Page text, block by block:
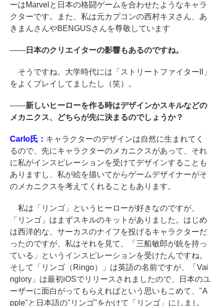
ーはMarvelと日本の格闘ゲームを合わせたようなキャラ
クターです。また、私は元カプコンの西村キヌさん、あ
きまんさんやBENGUSさんを尊敬しています
――日本のクリエイターの影響もあるのですね。
そうですね。大学時代には「ストリートファイターII」
をよくプレイしてましたし（笑）。
――新しいヒーローを作る時はデザインかスキルなどの
メカニクス、どちらが先に決まるのでしょうか？
Carlo氏： キャラクターのデザインは自然に生まれてく
るので、先にキャラクターのメカニクスがあって、それ
に私がインスピレーションを受けてデザインすることも
ありますし、私が絵を描いてからゲームデザイナーがそ
のメカニクスを考えてくれることもあります。
私は「リンゴ」というヒーローが好きなのですが、
「リンゴ」はまずスキルのキットがありました。はじめ
は西洋的な、サーカスのナイフを投げるキャラクターだ
ったのですが、私はそれを見て、「三船敏郎が銃を持っ
ている」というインスピレーションを受けたんですね。
そして「リンゴ（Ringo）」は英語の名前ですが、「Vai
nglory」は最初iOSでリリースされましたので、日本のユ
ーザーに面白がってもらえればという思いもこめて、"A
pple"と日本語の"リンゴ"をかけて「リンゴ」にしまし